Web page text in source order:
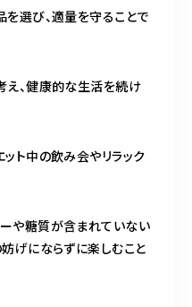
を選び、適量を守ることで
え、健康的な生活を続け
ット中の飲み会やリラック
や糖質が含まれていない
妨げにならずに楽しむこと